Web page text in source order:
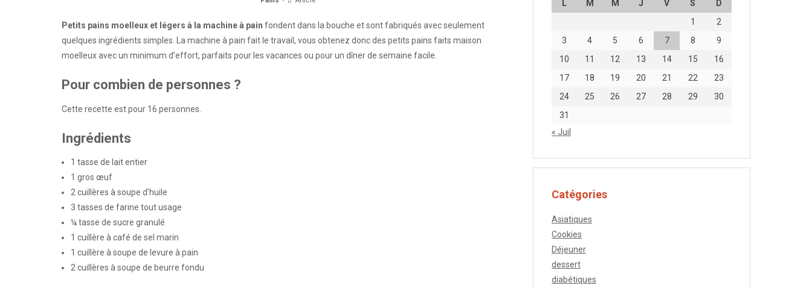
Petits pains moelleux et légers à la machine à pain fondent dans la bouche et sont fabriqués avec seulement
quelques ingrédients simples. La machine à pain fait le travail, vous obtenez donc des petits pains faits maison
moelleux avec un minimum d’effort, parfaits pour les vacances ou pour un dîner de semaine facile.
Pour combien de personnes ?
Cette recette est pour 16 personnes.
Ingrédients
1 tasse de lait entier
1 gros œuf
2 cuillères à soupe d’huile
3 tasses de farine tout usage
¼ tasse de sucre granulé
1 cuillère à café de sel marin
1 cuillère à soupe de levure à pain
2 cuillères à soupe de beurre fondu
L M M J V S
D
1
2
3
4 5 6 7 8
9
10
11 12 13 14 15
16
17
18 19 20 21 22
23
24
25 26 27 28 29
30
31
« Juil
Catégories
Asiatiques
Cookies
Déjeuner
dessert
diabétiques